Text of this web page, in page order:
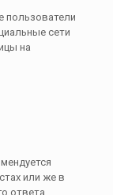
пользователи
сети
на
или же в
ответа.